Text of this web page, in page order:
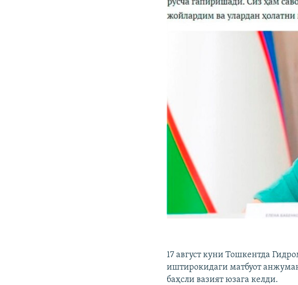
17 август куни Тошкентда
иштирокидаги матбуот
баҳсли вазият юзага келди.